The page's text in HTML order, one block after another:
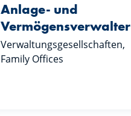
Anlage- und
Vermögensverwalter
Verwaltungsgesellschaften,
Family Offices